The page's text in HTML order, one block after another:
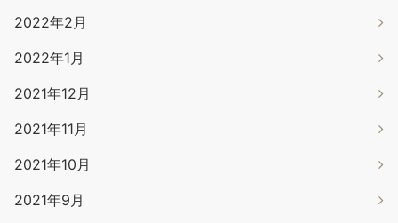
2022年2月
2022年1月
2021年12月
2021年11月
2021年10月
2021年9月